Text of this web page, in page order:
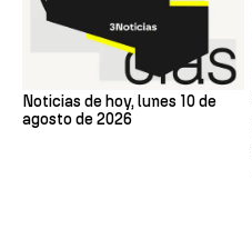
Noticias de hoy, lunes 10 de
agosto de 2026